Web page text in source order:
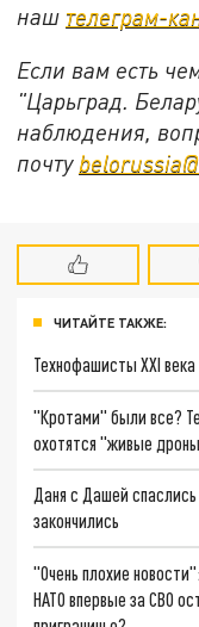
наш телеграм-
Если вам есть
"Царьград.
наблюдения,
почту
ЧИТАЙТЕ ТАКЖЕ:
Технофашисты XXI века
"Кротами" были все?
охотятся "живые
Даня с Дашей
закончились
"Очень плохие
НАТО впервые за СВО